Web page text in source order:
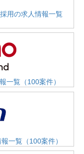
用の求人情報一覧
一覧（100案件）
一覧（100案件）